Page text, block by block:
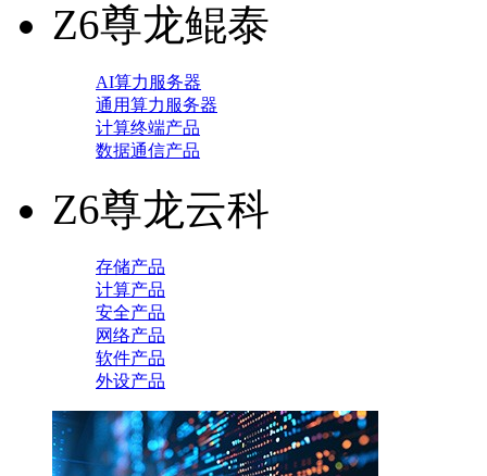
Z6尊龙鲲泰
AI算力服务器
通用算力服务器
计算终端产品
数据通信产品
Z6尊龙云科
存储产品
计算产品
安全产品
网络产品
软件产品
外设产品